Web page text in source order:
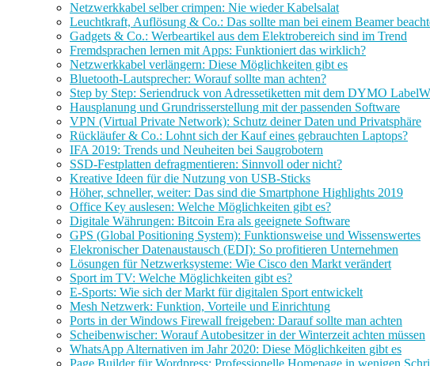
Netzwerkkabel selber crimpen: Nie wieder Kabelsalat
Leuchtkraft, Auflösung & Co.: Das sollte man bei einem Beamer
Gadgets & Co.: Werbeartikel aus dem Elektrobereich sind im Trend
Fremdsprachen lernen mit Apps: Funktioniert das wirklich?
Netzwerkkabel verlängern: Diese Möglichkeiten gibt es
Bluetooth-Lautsprecher: Worauf sollte man achten?
Step by Step: Seriendruck von Adressetiketten mit dem DYMO
Hausplanung und Grundrisserstellung mit der passenden Software
VPN (Virtual Private Network): Schutz deiner Daten und Privatsphäre
Rückläufer & Co.: Lohnt sich der Kauf eines gebrauchten Laptops?
IFA 2019: Trends und Neuheiten bei Saugrobotern
SSD-Festplatten defragmentieren: Sinnvoll oder nicht?
Kreative Ideen für die Nutzung von USB-Sticks
Höher, schneller, weiter: Das sind die Smartphone Highlights 2019
Office Key auslesen: Welche Möglichkeiten gibt es?
Digitale Währungen: Bitcoin Era als geeignete Software
GPS (Global Positioning System): Funktionsweise und Wissenswertes
Elekronischer Datenaustausch (EDI): So profitieren Unternehmen
Lösungen für Netzwerksysteme: Wie Cisco den Markt verändert
Sport im TV: Welche Möglichkeiten gibt es?
E-Sports: Wie sich der Markt für digitalen Sport entwickelt
Mesh Netzwerk: Funktion, Vorteile und Einrichtung
Ports in der Windows Firewall freigeben: Darauf sollte man achten
Scheibenwischer: Worauf Autobesitzer in der Winterzeit achten müssen
WhatsApp Alternativen im Jahr 2020: Diese Möglichkeiten gibt es
Page Builder für Wordpress: Professionelle Homepage in wenigen